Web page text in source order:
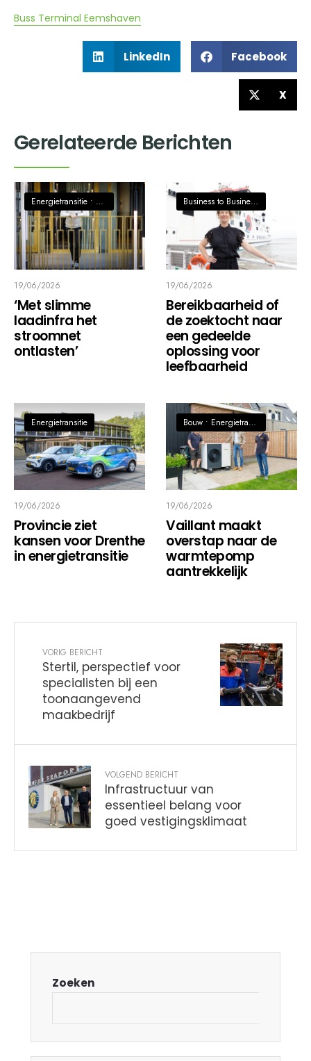
Buss Terminal Eemshaven
LinkedIn Facebook
X
Gerelateerde Berichten
Energietransitie • Transport, Logistiek & Mobiliteit
19/06/2026
‘Met slimme
laadinfra het
stroomnet
ontlasten’
Business to Business, Economie
19/06/2026
Bereikbaarheid of
de zoektocht naar
een gedeelde
oplossing voor
leefbaarheid
Energietransitie
19/06/2026
Provincie ziet
kansen voor Drenthe
in energietransitie
Bouw • Energietransitie
19/06/2026
Vaillant maakt
overstap naar de
warmtepomp
aantrekkelijk
VORIG BERICHT
Stertil, perspectief voor
specialisten bij een
toonaangevend
maakbedrijf
VOLGEND BERICHT
Infrastructuur van
essentieel belang voor
goed vestigingsklimaat
Zoeken